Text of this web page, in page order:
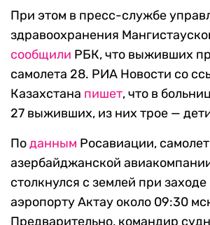
При этом в пресс-службе
здравоохранения
сообщили РБК, что выживших
самолета 28. РИА Новости со
Казахстана пишет, что в
27 выживших, из них трое —
Поданным Росавиации,
азербайджанской
столкнулся с землей при
аэропорту Актау около 09:30
Предварительно, командир